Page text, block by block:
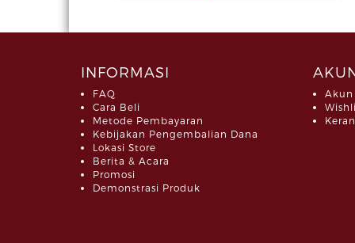
INFORMASI
FAQ
Cara Beli
Metode Pembayaran
Kebijakan Pengembalian Dana
Lokasi Store
Berita & Acara
Promosi
Demonstrasi Produk
Akun